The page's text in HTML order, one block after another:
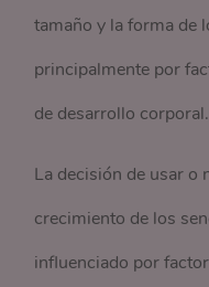
tamaño y la forma de
principalmente por
de desarrollo corporal.
La decisión de usar o
crecimiento de los
influenciado por